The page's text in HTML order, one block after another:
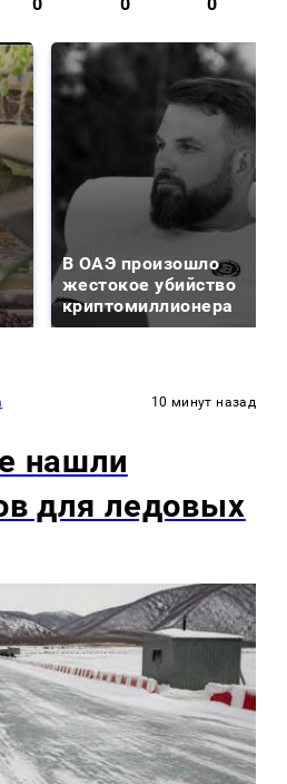
В ОАЭ произошло
жестокое убийство
криптомиллионера
10 минут назад
нашли
для ледовых